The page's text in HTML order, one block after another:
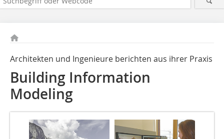
Architekten und Ingenieure berichten aus ihrer Praxis
Building Information
Modeling